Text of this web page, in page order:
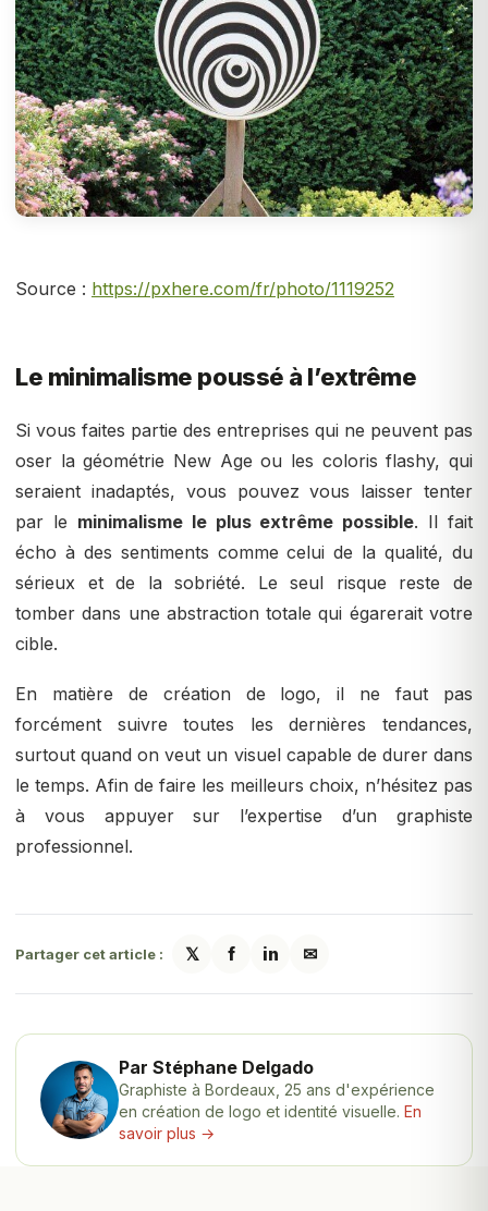
Source : https://pxhere.com/fr/photo/1119252
Le minimalisme poussé à l’extrême
Si vous faites partie des entreprises qui ne peuvent pas
oser la géométrie New Age ou les coloris flashy, qui
seraient inadaptés, vous pouvez vous laisser tenter
par le minimalisme le plus extrême possible. Il fait
écho à des sentiments comme celui de la qualité, du
sérieux et de la sobriété. Le seul risque reste de
tomber dans une abstraction totale qui égarerait votre
cible.
En matière de création de logo, il ne faut pas
forcément suivre toutes les dernières tendances,
surtout quand on veut un visuel capable de durer dans
le temps. Afin de faire les meilleurs choix, n’hésitez pas
à vous appuyer sur l’expertise d’un graphiste
professionnel.
Partager cet article : 𝕏 f in ✉
Par Stéphane Delgado
Graphiste à Bordeaux, 25 ans d'expérience
en création de logo et identité visuelle. En
savoir plus →